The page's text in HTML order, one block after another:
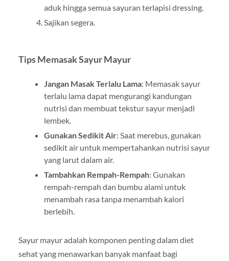
aduk hingga semua sayuran terlapisi dressing.
Sajikan segera.
Tips Memasak Sayur Mayur
Jangan Masak Terlalu Lama: Memasak sayur
terlalu lama dapat mengurangi kandungan
nutrisi dan membuat tekstur sayur menjadi
lembek.
Gunakan Sedikit Air: Saat merebus, gunakan
sedikit air untuk mempertahankan nutrisi sayur
yang larut dalam air.
Tambahkan Rempah-Rempah: Gunakan
rempah-rempah dan bumbu alami untuk
menambah rasa tanpa menambah kalori
berlebih.
Sayur mayur adalah komponen penting dalam diet
sehat yang menawarkan banyak manfaat bagi